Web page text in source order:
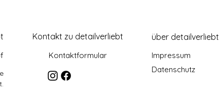
Kontakt zu detailverliebt
Kontaktformular
über detailverliebt
Impressum
Datenschutz